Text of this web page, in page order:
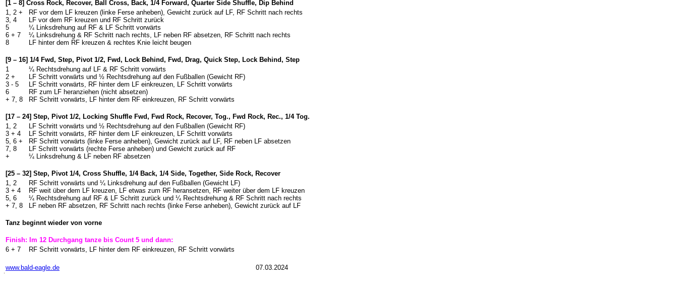
[1 – 8] Cross Rock, Recover, Ball Cross, Back, 1/4 Forward, Quarter Side Shuffle, Dip Behind
1, 2 +
3, 4
5
6 + 7
8
RF vor dem LF kreuzen (linke Ferse anheben), Gewicht zurück auf LF, RF Schritt nach rechts
LF vor dem RF kreuzen und RF Schritt zurück
¼ Linksdrehung auf RF & LF Schritt vorwärts
¼ Linksdrehung & RF Schritt nach rechts, LF neben RF absetzen, RF Schritt nach rechts
LF hinter dem RF kreuzen & rechtes Knie leicht beugen
[9 – 16] 1/4 Fwd, Step, Pivot 1/2, Fwd, Lock Behind, Fwd, Drag, Quick Step, Lock Behind, Step
1
2 +
3 - 5
6
+ 7, 8
¼ Rechtsdrehung auf LF & RF Schritt vorwärts
LF Schritt vorwärts und ½ Rechtsdrehung auf den Fußballen (Gewicht RF)
LF Schritt vorwärts, RF hinter dem LF einkreuzen, LF Schritt vorwärts
RF zum LF heranziehen (nicht absetzen)
RF Schritt vorwärts, LF hinter dem RF einkreuzen, RF Schritt vorwärts
[17 – 24] Step, Pivot 1/2, Locking Shuffle Fwd, Fwd Rock, Recover, Tog., Fwd Rock, Rec., 1/4 Tog.
1, 2
3 + 4
5, 6 +
7, 8
+
LF Schritt vorwärts und ½ Rechtsdrehung auf den Fußballen (Gewicht RF)
LF Schritt vorwärts, RF hinter dem LF einkreuzen, LF Schritt vorwärts
RF Schritt vorwärts (linke Ferse anheben), Gewicht zurück auf LF, RF neben LF absetzen
LF Schritt vorwärts (rechte Ferse anheben) und Gewicht zurück auf RF
¼ Linksdrehung & LF neben RF absetzen
[25 – 32] Step, Pivot 1/4, Cross Shuffle, 1/4 Back, 1/4 Side, Together, Side Rock, Recover
1, 2
3 + 4
5, 6
+ 7, 8
RF Schritt vorwärts und ¼ Linksdrehung auf den Fußballen (Gewicht LF)
RF weit über dem LF kreuzen, LF etwas zum RF heransetzen, RF weiter über dem LF kreuzen
¼ Rechtsdrehung auf RF & LF Schritt zurück und ¼ Rechtsdrehung & RF Schritt nach rechts
LF neben RF absetzen, RF Schritt nach rechts (linke Ferse anheben), Gewicht zurück auf LF
Tanz beginnt wieder von vorne
Finish: Im 12 Durchgang tanze bis Count 5 und dann:
6 + 7
RF Schritt vorwärts, LF hinter dem RF einkreuzen, RF Schritt vorwärts
www.bald-eagle.de 07.03.2024